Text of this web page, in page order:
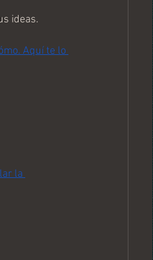
ideas.
Aquí te lo
la